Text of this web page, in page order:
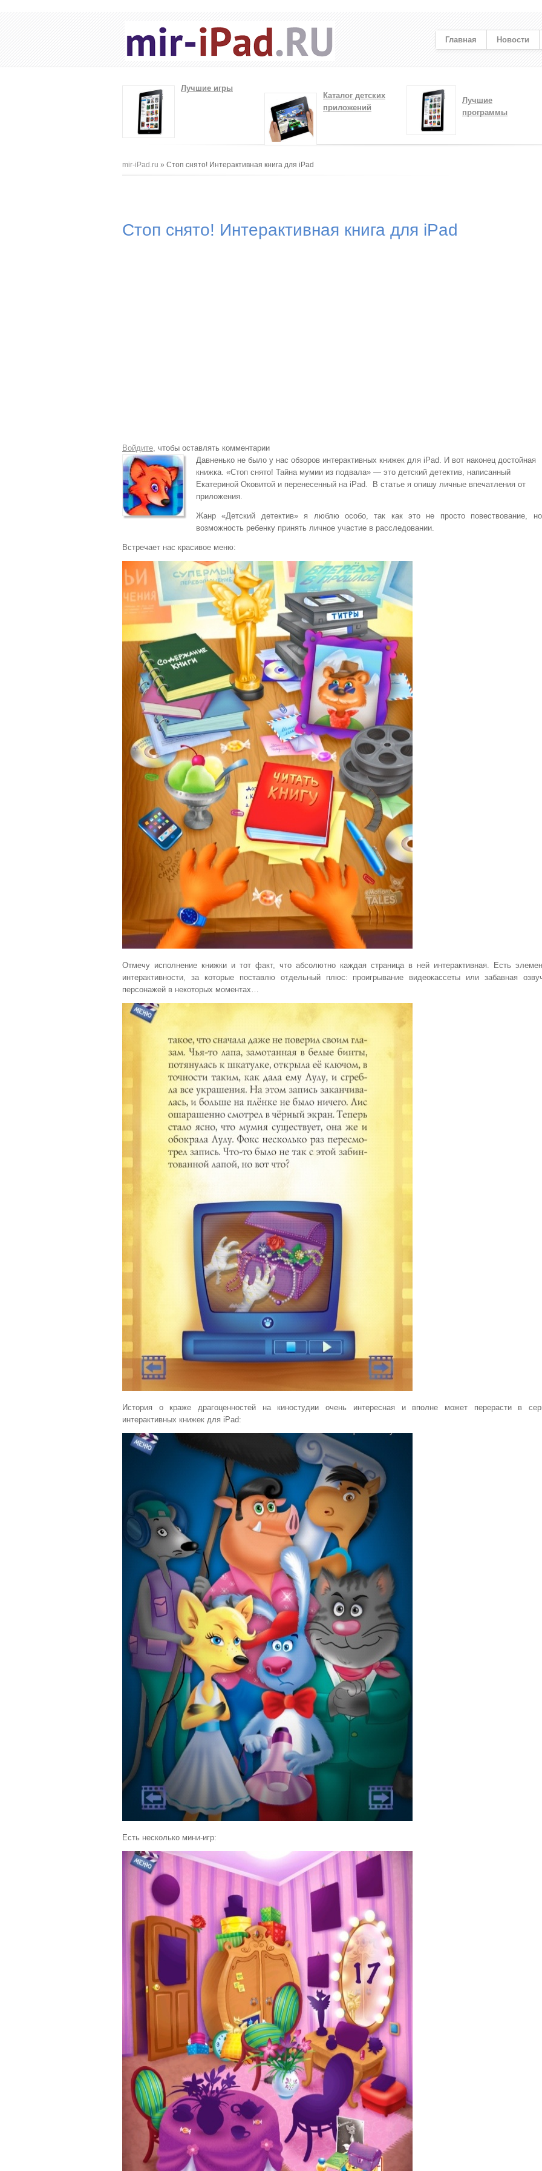
Главная Новости
Лучшие игры
Каталог детских
приложений
Лучшие
программы
Вы здесь
mir-iPad.ru » Стоп снято! Интерактивная книга для iPad
Стоп снято! Интерактивная книга для iPad
Войдите, чтобы оставлять комментарии
Давненько не было у нас обзоров интерактивных книжек для iPad. И вот наконец достойная
книжка. «Стоп снято! Тайна мумии из подвала» — это детский детектив, написанный
Екатериной Оковитой и перенесенный на iPad. В статье я опишу личные впечатления от
приложения.
Жанр «Детский детектив» я люблю особо, так как это не просто повествование,
возможность ребенку принять личное участие в расследовании.
Встречает нас красивое меню:
Отмечу исполнение книжки и тот факт, что абсолютно каждая страница в ней интерактивная. Есть
интерактивности, за которые поставлю отдельный плюс: проигрывание видеокассеты или забавная
персонажей в некоторых моментах…
История о краже драгоценностей на киностудии очень интересная и вполне может перерасти в
интерактивных книжек для iPad:
Есть несколько мини-игр: